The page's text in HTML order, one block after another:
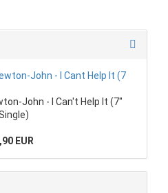
John - I Can't Help It (7"
EUR